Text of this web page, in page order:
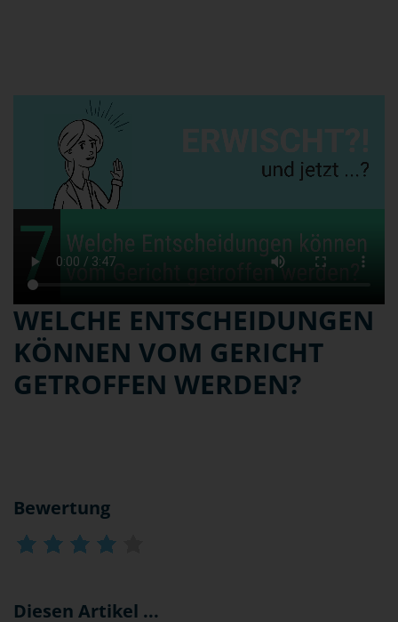
WELCHE ENTSCHEIDUNGEN
KÖNNEN VOM GERICHT
GETROFFEN WERDEN?
Bewertung
Diesen Artikel ...